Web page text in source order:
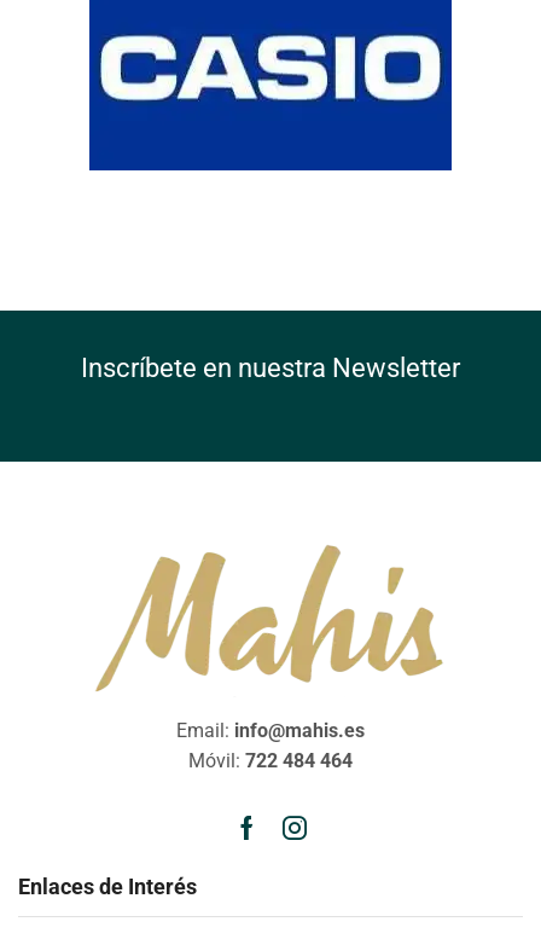
Inscríbete en nuestra Newsletter
Email: info@mahis.es
Móvil: 722 484 464
Enlaces de Interés